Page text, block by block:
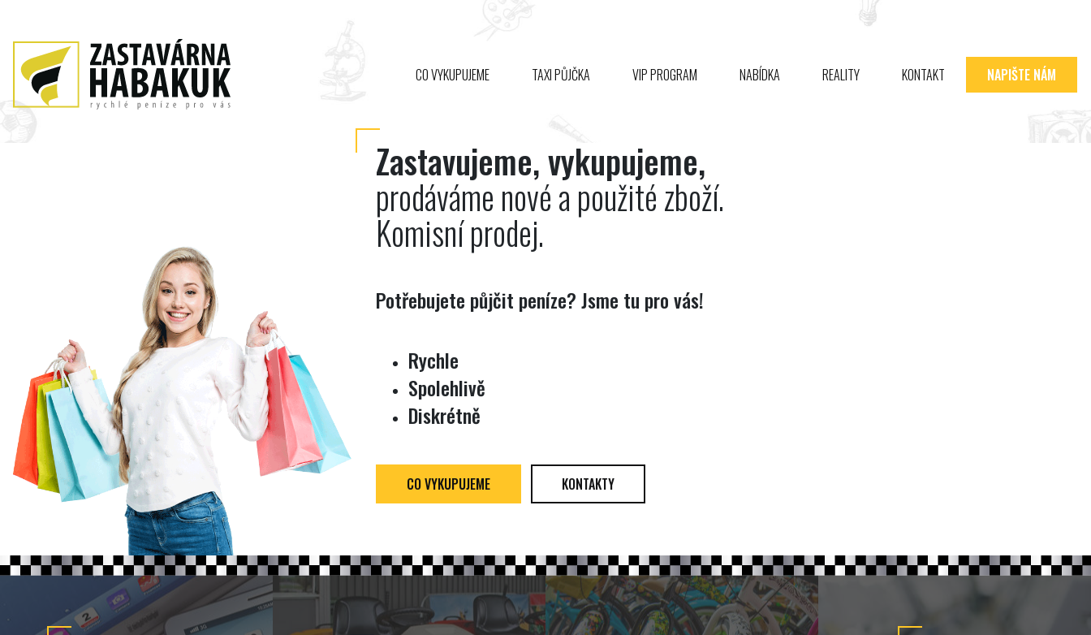
CO VYKUPUJEME TAXI PŮJČKA VIP PROGRAM NABÍDKA REALITY KONTAKT NAPIŠTE NÁM
Zastavujeme, vykupujeme,
prodáváme nové a použité zboží.
Komisní prodej.
Potřebujete půjčit peníze? Jsme tu pro vás!
Rychle
Spolehlivě
Diskrétně
CO VYKUPUJEME KONTAKTY